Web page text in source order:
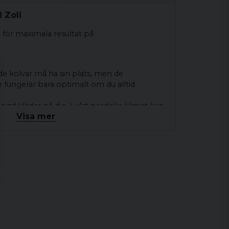
Zoli
för maximala resultat på
kolvar må ha sin plats, men de
fungerar bara optimalt om du alltid
kläder på dig. I vårt nordiska klimat kan
Visa mer